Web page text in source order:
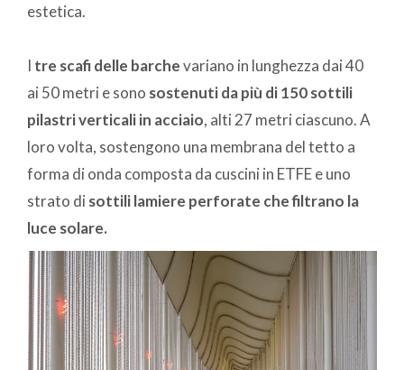
estetica.
I tre scafi delle barchevariano in lunghezza dai 40
ai 50 metri e sono sostenuti da più di 150 sottili
pilastri verticali in acciaio, alti 27 metri ciascuno. A
loro volta, sostengono una membrana del tetto a
forma di onda composta da cuscini in ETFE e uno
strato di sottili lamiere perforate che filtrano la
luce solare.